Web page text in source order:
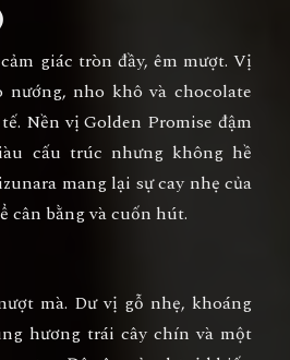
giác tròn đầy, êm mượt. Vị
nướng, nho khô và chocolate
Nền vị Golden Promise đậm
cấu trúc nhưng không hề
mang lại sự cay nhẹ của
cân bằng và cuốn hút.
mà. Dư vị gỗ nhẹ, khoáng
hương trái cây chín và một